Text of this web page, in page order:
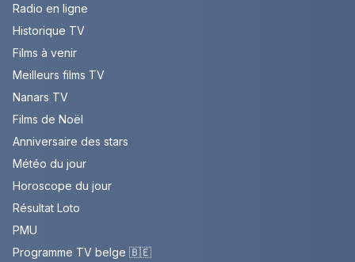
Radio en ligne
Historique TV
Films à venir
Meilleurs films TV
Nanars TV
Films de Noël
Anniversaire des stars
Météo du jour
Horoscope du jour
Résultat Loto
PMU
Programme TV belge 🇧🇪